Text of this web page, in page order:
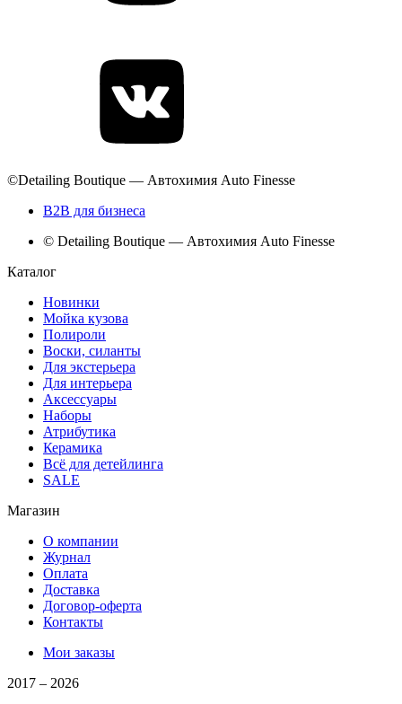
©Detailing Boutique — Автохимия Auto Finesse
B2B для бизнеса
© Detailing Boutique — Автохимия Auto Finesse
Каталог
Новинки
Мойка кузова
Полироли
Воски, силанты
Для экстерьера
Для интерьера
Аксессуары
Наборы
Атрибутика
Керамика
Всё для детейлинга
SALE
Магазин
О компании
Журнал
Оплата
Доставка
Договор-оферта
Контакты
Мои заказы
2017 – 2026